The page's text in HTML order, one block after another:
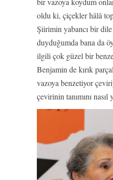
oldu ki, çiçekler hâlâ
Şiirimin yabancı bir
duyduğumda bana da
ilgili çok güzel bir
Benjamin de kırık
vazoya benzetiyor
çevirinin tanımını nasıl